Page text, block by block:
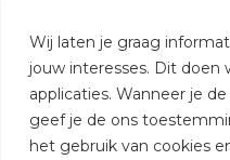
Wij laten je graag
jouw interesses. Dit doen
applicaties. Wanneer je
geef je de ons
het gebruik van cookies
© 2026 NVD
Privacy statement